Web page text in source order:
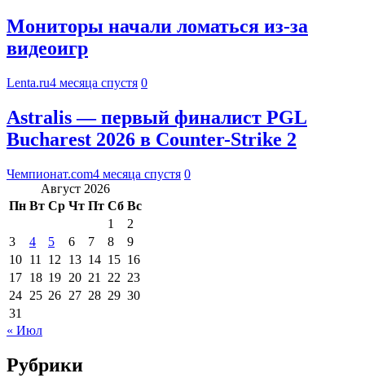
Мониторы начали ломаться из-за
видеоигр
Lenta.ru4 месяца спустя 0
Astralis — первый финалист PGL
Bucharest 2026 в Counter-Strike 2
Чемпионат.com4 месяца спустя 0
Август 2026
Пн Вт Ср Чт Пт Сб Вс
1
2
3
4 5 6 7 8
9
10 11 12 13 14 15 16
17 18 19 20 21 22 23
24 25 26 27 28 29 30
31
« Июл
Рубрики